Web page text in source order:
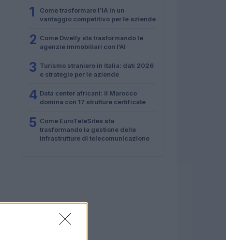
1
Come trasformare l’IA in un
vantaggio competitivo per le aziende
2 Come Dwelly sta trasformando le
agenzie immobiliari con l’AI
3 Turismo straniero in Italia: dati 2026
e strategie per le aziende
4 Data center africani: il Marocco
domina con 17 strutture certificate
5 Come EuroTeleSites sta
trasformando la gestione delle
infrastrutture di telecomunicazione